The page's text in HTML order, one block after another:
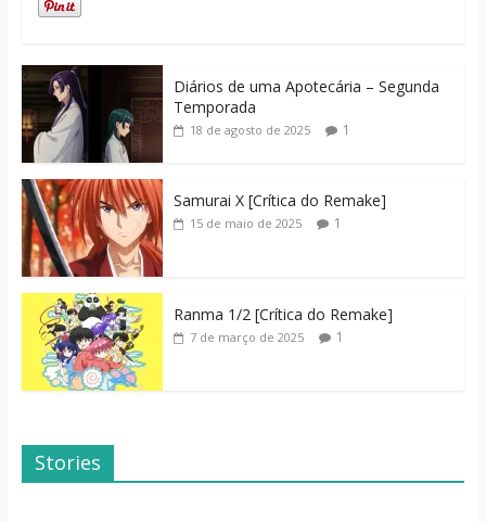
Diários de uma Apotecária – Segunda
Temporada
18 de agosto de 2025 1
Samurai X [Crítica do Remake]
15 de maio de 2025 1
Ranma 1/2 [Crítica do Remake]
7 de março de 2025 1
Stories
Dicas de Filmes
Para o Fim de
Família Inusitada